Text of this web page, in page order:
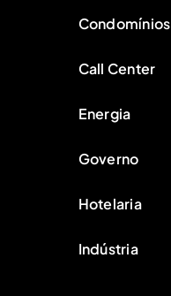
Condomínios
Call Center
Energia
Governo
Hotelaria
Indústria